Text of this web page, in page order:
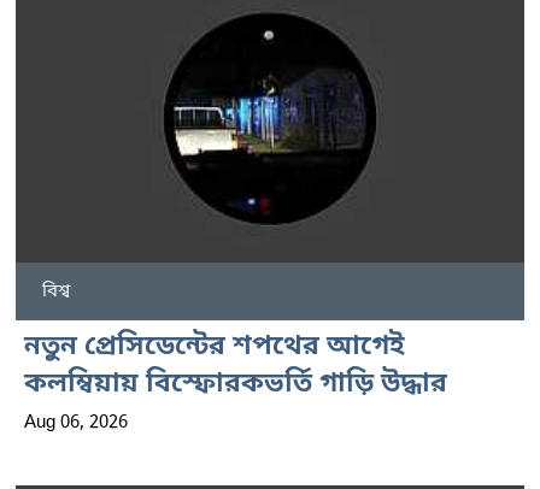
বিশ্ব
নতুন প্রেসিডেন্টের শপথের আগেই
কলম্বিয়ায় বিস্ফোরকভর্তি গাড়ি উদ্ধার
Aug 06, 2026